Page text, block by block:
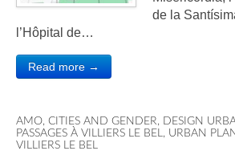
de la
l’Hôpital de…
Read more →
AMO, CITIES AND GENDER, DESIGN
PASSAGES À VILLIERS LE BEL, URBAN
VILLIERS LE BEL